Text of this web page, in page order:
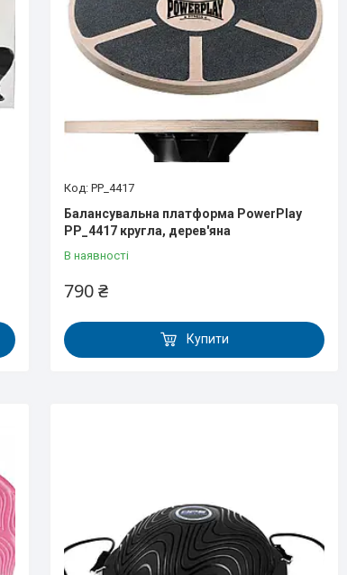
PP_4417
Балансувальна платформа PowerPlay
PP_4417 кругла, дерев'яна
В наявності
790 ₴
Купити